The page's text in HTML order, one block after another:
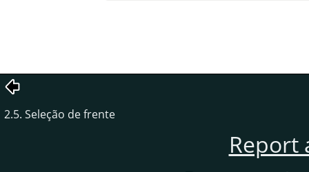
2.5. Seleção de frente
Report